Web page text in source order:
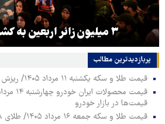
۳ میلیون زائر اربعین به کشور بازگشتند
پربازدیدترین‌ مطالب
قیمت طلا و سکه یکشنبه ۱۱ مرداد ۱۴۰۵/ ریزش سنگین سکه امامی
قیمت‌ها در بازار خودرو
قیمت طلا و سکه جمعه ۱۶ مرداد ۱۴۰۵/ طلای ۱۸ عیار امروز چند؟